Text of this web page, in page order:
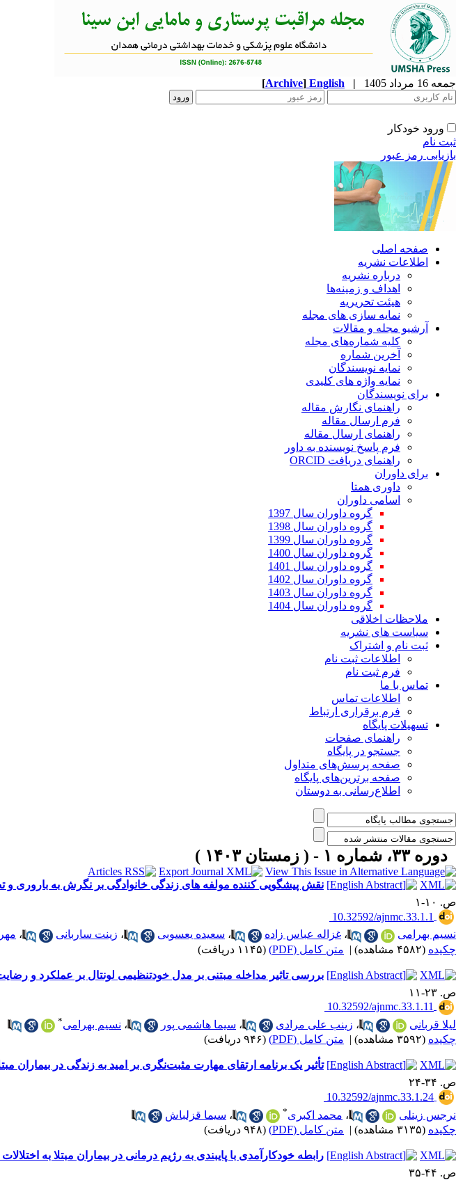
جمعه 16 مرداد 1405 |
English
[Archive]
ورود خودکار
ثبت نام
بازیابی رمز عبور
صفحه اصلی
اطلاعات نشریه
درباره نشریه
اهداف و زمینه‌ها
هیئت تحریریه
نمایه سازی های مجله
آرشیو مجله و مقالات
کلیه شماره‌های مجله
آخرین شماره
نمایه نویسندگان
نمایه واژه های کلیدی
برای نویسندگان
راهنمای نگارش مقاله
فرم ارسال مقاله
راهنمای ارسال مقاله
فرم پاسخ نویسنده به داور
راهنمای دریافت ORCID
برای داوران
داوری همتا
اسامی داوران
گروه داوران سال 1397
گروه داوران سال 1398
گروه داوران سال 1399
گروه داوران سال 1400
گروه داوران سال 1401
گروه داوران سال 1402
گروه داوران سال 1403
گروه داوران سال 1404
ملاحظات اخلاقی
سیاست های نشریه
ثبت نام و اشتراک
اطلاعات ثبت نام
فرم ثبت نام
تماس با ما
اطلاعات تماس
فرم برقراری ارتباط
تسهیلات پایگاه
راهنمای صفحات
جستجو در پایگاه
صفحه پرسش‌های متداول
صفحه برترین‌های پایگاه
اطلاع‌رسانی به دوستان
دوره ۳۳، شماره ۱ - ( زمستان ۱۴۰۳ )
نقش پیشگویی کننده مولفه های زندگی خانوادگی بر نگرش به باروری
ص. ۱۰-۱
‎ 10.32592/ajnmc.33.1.1
نسیم بهرامی
، غزاله عباس زاده ، سعیده یعسوبی ، زینت ساربانی ،
چکیده (۴۵۸۲ مشاهده) | متن کامل (PDF) (۱۱۴۵ دریافت)
بررسی تاثیر مداخله مبتنی بر مدل خودتنظیمی لونتال بر عملکرد و
ص. ۲۳-۱۱
‎ 10.32592/ajnmc.33.1.11
لیلا قربانی
، زینب علی مرادی ، سیما هاشمی پور ، نسیم بهرامی*
چکیده (۳۵۹۲ مشاهده) | متن کامل (PDF) (۹۴۶ دریافت)
تأثیر یک برنامه ارتقای مهارت مثبت‌نگری بر امید به زندگی در بیماران
ص. ۳۴-۲۴
‎ 10.32592/ajnmc.33.1.24
نرجس زینلی
، محمد اکبری* ، سیما قزلباش
چکیده (۳۱۳۵ مشاهده) | متن کامل (PDF) (۹۴۸ دریافت)
رابطه خودکارآمدی با پایبندی به رژیم ‌درمانی در بیماران مبتلا به
ص. ۴۴-۳۵